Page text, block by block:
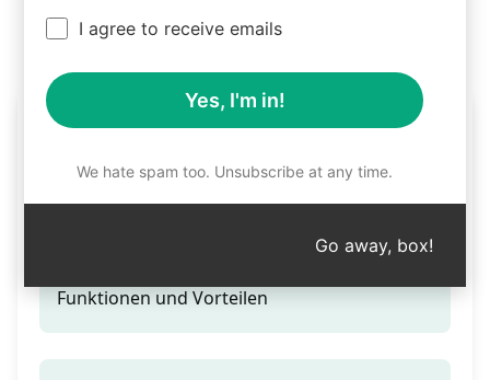
1,194
0 659
Produktbulletpunkte
Funktionen und Vorteilen
I agree to receive emails
Yes, I'm in!
We hate spam too. Unsubscribe at any time.
Go away, box!